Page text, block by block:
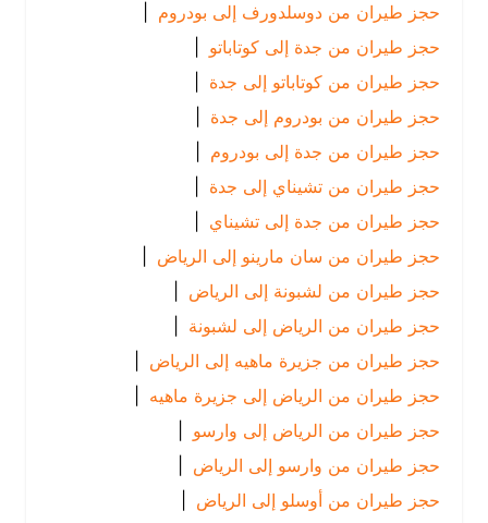
حجز طيران من دوسلدورف إلى بودروم |
حجز طيران من جدة إلى كوتاباتو |
حجز طيران من كوتاباتو إلى جدة
حجز طيران من بودروم إلى جدة
حجز طيران من جدة إلى بودروم |
حجز طيران من تشيناي إلى جدة
حجز طيران من جدة إلى تشيناي |
حجز طيران من سان مارينو إلى الرياض
|
حجز طيران من لشبونة إلى الرياض
|
حجز طيران من الرياض إلى لشبونة |
حجز طيران من جزيرة ماهيه إلى الرياض
|
حجز طيران من الرياض إلى جزيرة ماهيه |
حجز طيران من الرياض إلى وارسو
|
حجز طيران من وارسو إلى الرياض
|
حجز طيران من أوسلو إلى الرياض
|